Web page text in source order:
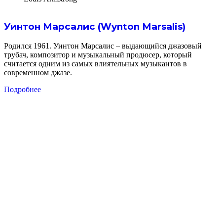
Уинтон Марсалис (Wynton Marsalis)
Родился 1961. Уинтон Марсалис – выдающийся джазовый
трубач, композитор и музыкальный продюсер, который
считается одним из самых влиятельных музыкантов в
современном джазе.
Подробнее